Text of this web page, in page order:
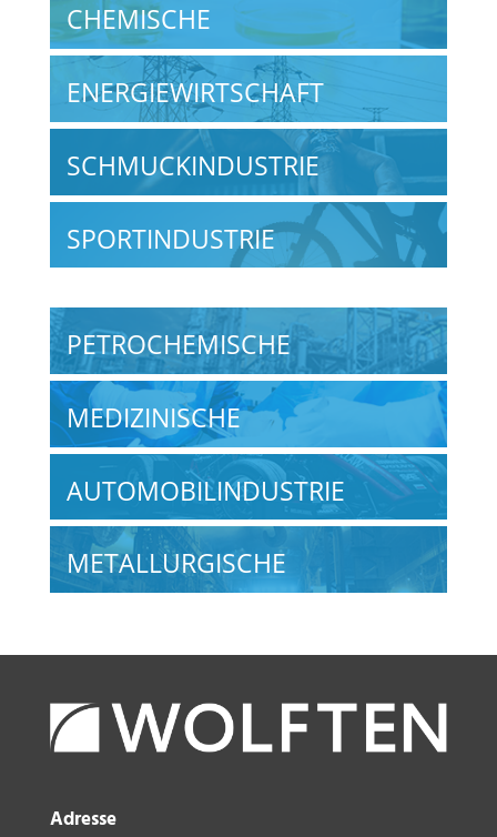
CHEMISCHE
ENERGIEWIRTSCHAFT
SCHMUCKINDUSTRIE
SPORTINDUSTRIE
PETROCHEMISCHE
MEDIZINISCHE
AUTOMOBILINDUSTRIE
METALLURGISCHE
Adresse